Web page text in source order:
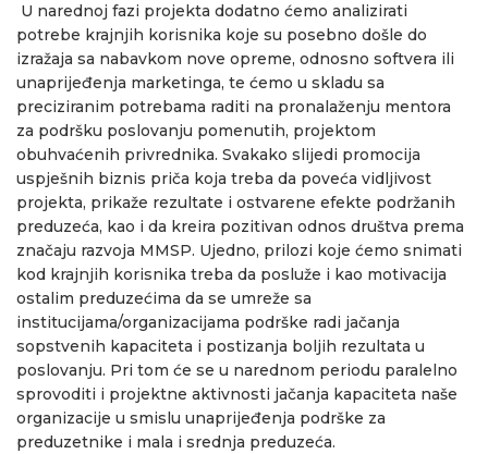
U narednoj fazi projekta dodatno ćemo analizirati
potrebe krajnjih korisnika koje su posebno došle do
izražaja sa nabavkom nove opreme, odnosno softvera ili
unaprijeđenja marketinga, te ćemo u skladu sa
preciziranim potrebama raditi na pronalaženju mentora
za podršku poslovanju pomenutih, projektom
obuhvaćenih privrednika. Svakako slijedi promocija
uspješnih biznis priča koja treba da poveća vidljivost
projekta, prikaže rezultate i ostvarene efekte podržanih
preduzeća, kao i da kreira pozitivan odnos društva prema
značaju razvoja MMSP. Ujedno, prilozi koje ćemo snimati
kod krajnjih korisnika treba da posluže i kao motivacija
ostalim preduzećima da se umreže sa
institucijama/organizacijama podrške radi jačanja
sopstvenih kapaciteta i postizanja boljih rezultata u
poslovanju. Pri tom će se u narednom periodu paralelno
sprovoditi i projektne aktivnosti jačanja kapaciteta naše
organizacije u smislu unaprijeđenja podrške za
preduzetnike i mala i srednja preduzeća.